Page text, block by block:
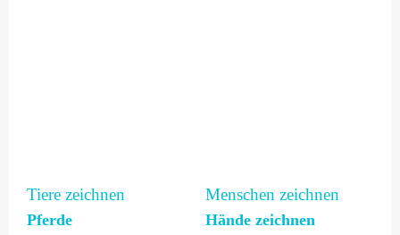
Tiere zeichnen
Pferde
Menschen zeichnen
Hände zeichnen